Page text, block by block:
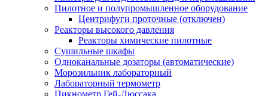
Пилотное и полупромышленное оборудование
Центрифуги проточные (отключен)
Реакторы высокого давления
Реакторы химические пилотные
Сушильные шкафы
Одноканальные дозаторы (автоматические)
Морозильник лабораторный
Лабораторный термометр
Пикнометр Гей-Люссака